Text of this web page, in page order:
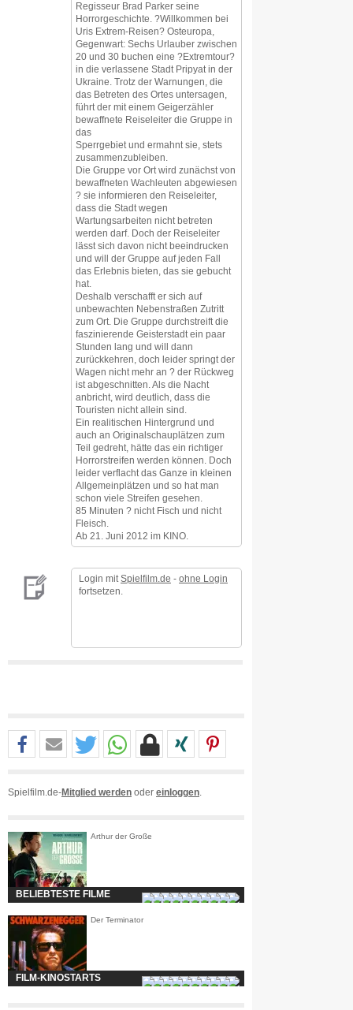
Regisseur Brad Parker seine
Horrorgeschichte. ?Willkommen bei
Uris Extrem-Reisen? Osteuropa,
Gegenwart: Sechs Urlauber zwischen
20 und 30 buchen eine ?Extremtour?
in die verlassene Stadt Pripyat in der
Ukraine. Trotz der Warnungen, die
das Betreten des Ortes untersagen,
führt der mit einem Geigerzähler
bewaffnete Reiseleiter die Gruppe in
das
Sperrgebiet und ermahnt sie, stets
zusammenzubleiben.
Die Gruppe vor Ort wird zunächst von
bewaffneten Wachleuten abgewiesen
? sie informieren den Reiseleiter,
dass die Stadt wegen
Wartungsarbeiten nicht betreten
werden darf. Doch der Reiseleiter
lässt sich davon nicht beeindrucken
und will der Gruppe auf jeden Fall
das Erlebnis bieten, das sie gebucht
hat.
Deshalb verschafft er sich auf
unbewachten Nebenstraßen Zutritt
zum Ort. Die Gruppe durchstreift die
faszinierende Geisterstadt ein paar
Stunden lang und will dann
zurückkehren, doch leider springt der
Wagen nicht mehr an ? der Rückweg
ist abgeschnitten. Als die Nacht
anbricht, wird deutlich, dass die
Touristen nicht allein sind.
Ein realitischen Hintergrund und
auch an Originalschauplätzen zum
Teil gedreht, hätte das ein richtiger
Horrorstreifen werden können. Doch
leider verflacht das Ganze in kleinen
Allgemeinplätzen und so hat man
schon viele Streifen gesehen.
85 Minuten ? nicht Fisch und nicht
Fleisch.
Ab 21. Juni 2012 im KINO.
Login mit Spielfilm.de - ohne Login
fortsetzen.
Spielfilm.de-Mitglied werden oder einloggen
Arthur der Große
BELIEBTESTE FILME
Der Terminator
FILM-KINOSTARTS